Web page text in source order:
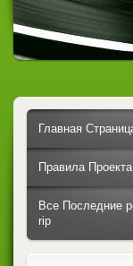
Главная
Правила
Все Последние
rip